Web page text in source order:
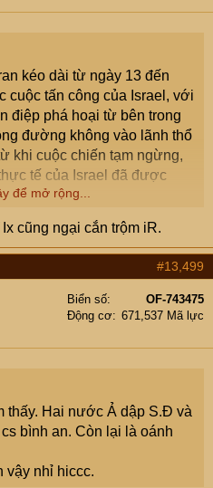
kéo dài từ ngày 13 đến
cuộc tấn công của Israel, với
điệp phá hoại từ bên trong
đường không vào lãnh thổ
khi cuộc chiến tạm ngừng,
tế của Israel đã được
đã buộc phải ngừng chiến
bị tấn công trên mọi mặt
nặng nề và không thể tiếp
dựa trên danh sách các cơ
nghiệp, năng lượng và
lửa của Iran tấn công gây ra
nhà khoa học tại Đại học
trên toàn bộ lãnh thổ
thủng hệ thống phòng
đáng kinh ngạc, nhưng
tin về các cuộc tấn công
để mở rộng...
cũng ngại cắn trộm iR.
#13,499
Biển số
OF-743475
Động cơ
671,537 Mã lực
thấy. Hai nước Ả dập S.Đ và
bình an. Còn lại là oánh
vậy nhỉ hiccc.